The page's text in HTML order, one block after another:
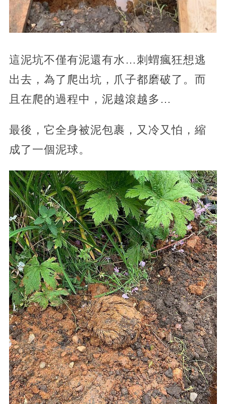
這泥坑不僅有泥還有水…刺蝟瘋狂想逃
出去，為了爬出坑，爪子都磨破了。而
且在爬的過程中，泥越滾越多…
最後，它全身被泥包裹，又冷又怕，縮
成了一個泥球。